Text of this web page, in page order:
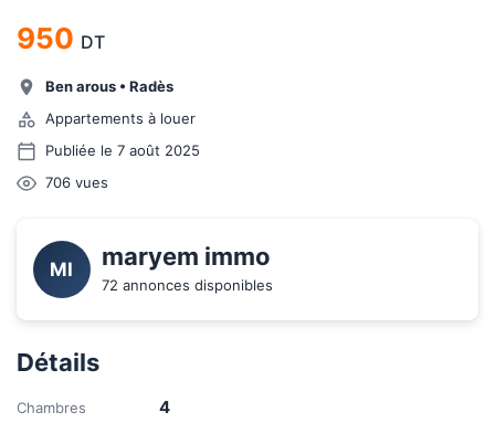
950 DT
Ben arous • Radès
Appartements à louer
Publiée le 7 août 2025
706 vues
MI maryem immo
72 annonces disponibles
Détails
Chambres 4